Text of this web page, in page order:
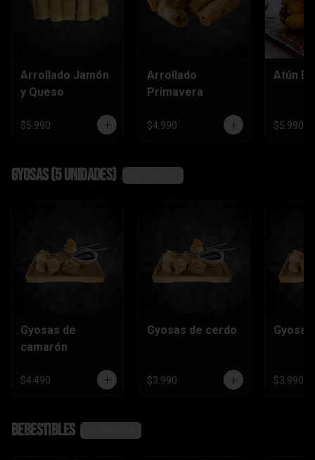
Arrollado Jamón
y Queso
$5.990
Arrollado
Primavera
$4.990
Atún
$5.990
Gyosas (5 unidades)
Gyosas de
camarón
$4.490
Gyosas de cerdo
$3.990 $3.990
Bebestibles